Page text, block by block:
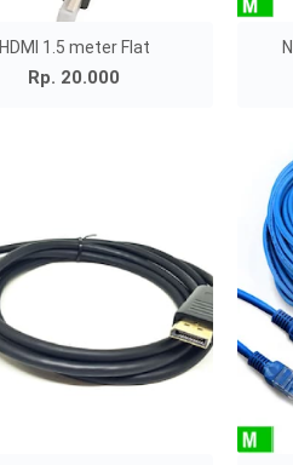
HDMI 1.5 meter Flat
Rp. 20.000